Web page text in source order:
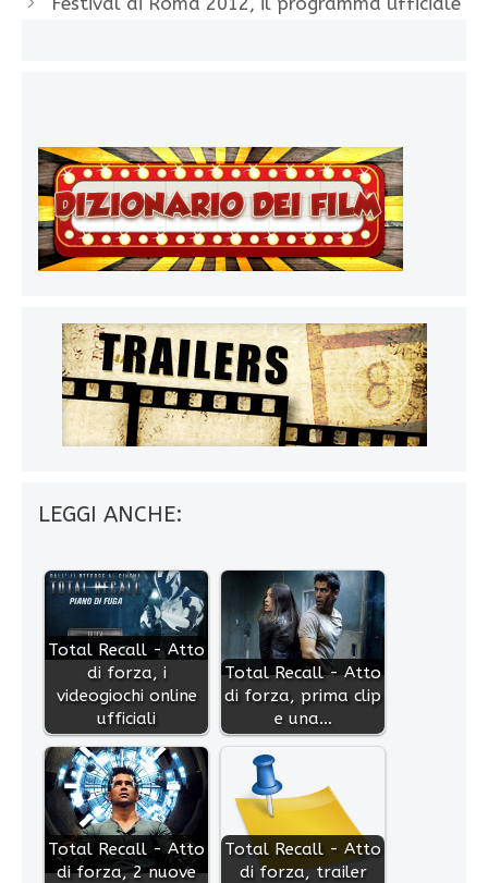
LEGGI ANCHE:
Total Recall - Atto
di forza, i
videogiochi online
ufficiali
Total Recall - Atto
di forza, prima clip
e una…
Total Recall - Atto
di forza, 2 nuove
Total Recall - Atto
di forza, trailer